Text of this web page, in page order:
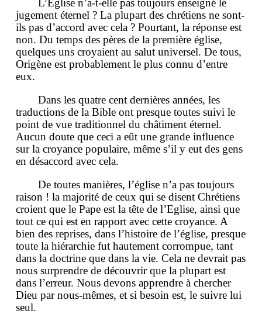
L’Eglise n’a-t-elle pas toujours enseigné le
jugement éternel ? La plupart des chrétiens ne sont-
ils pas d’accord avec cela ? Pourtant, la réponse est
non. Du temps des pères de la première église,
quelques uns croyaient au salut universel. De tous,
Origène est probablement le plus connu d’entre
eux.
Dans les quatre cent dernières années, les
traductions de la Bible ont presque toutes suivi le
point de vue traditionnel du châtiment éternel.
Aucun doute que ceci a eût une grande influence
sur la croyance populaire, même s’il y eut des gens
en désaccord avec cela.
De toutes manières, l’église n’a pas toujours
raison ! la majorité de ceux qui se disent Chrétiens
croient que le Pape est la tête de l’Eglise, ainsi que
tout ce qui est en rapport avec cette croyance. A
bien des reprises, dans l’histoire de l’église, presque
toute la hiérarchie fut hautement corrompue, tant
dans la doctrine que dans la vie. Cela ne devrait pas
nous surprendre de découvrir que la plupart est
dans l’erreur. Nous devons apprendre à chercher
Dieu par nous-mêmes, et si besoin est, le suivre lui
seul.